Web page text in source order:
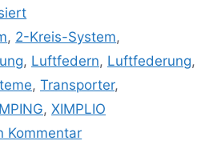
, 2-Kreis-System,
, Luftfedern, Luftfederung,
, Transporter,
, XIMPLIO
Kommentar